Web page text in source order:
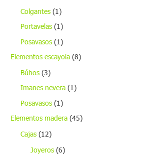
Colgantes (1)
Portavelas (1)
Posavasos (1)
Elementos escayola (8)
Búhos (3)
Imanes nevera (1)
Posavasos (1)
Elementos madera (45)
Cajas (12)
Joyeros (6)